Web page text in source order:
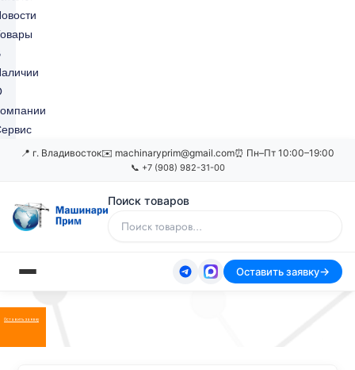
📍 г. Владивосток✉️ machinaryprim@gmail.com⏰ Пн–Пт 10:00–19:00
📞 +7 (908) 982-31-00
Поиск товаров
Оставить заявку
Оставить заявку